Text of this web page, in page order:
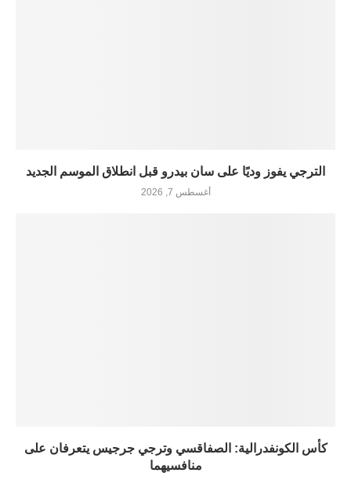
الترجي يفوز وديًا على سان بيدرو قبل انطلاق الموسم الجديد
أغسطس 7, 2026
كأس الكونفدرالية: الصفاقسي وترجي جرجيس يتعرفان على
منافسيهما